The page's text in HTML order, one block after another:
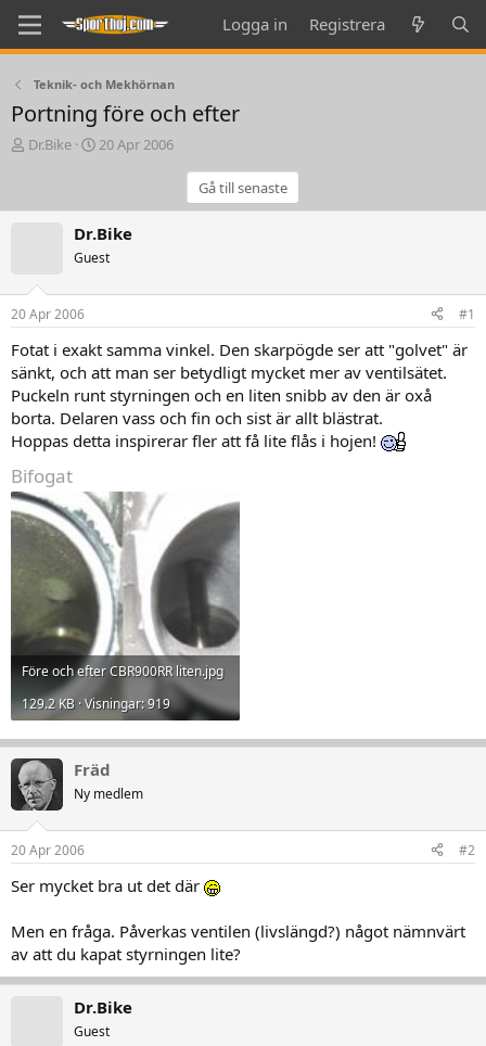
Logga in Registrera
Teknik- och Mekhörnan
Portning före och efter
T
a
r
e
r
Dr.Bike
S
d
a
e
20 Apr 2006
Gå till senaste
Dr.Bike
Guest
20 Apr 2006 #1
Fotat i exakt samma vinkel. Den skarpögde ser att "golvet" är
sänkt, och att man ser betydligt mycket mer av ventilsätet.
Puckeln runt styrningen och en liten snibb av den är oxå
borta. Delaren vass och fin och sist är allt blästrat.
Hoppas detta inspirerar fler att få lite flås i hojen!
Bifogat
Före och efter CBR900RR liten.jpg
129.2 KB · Visningar: 919
Fräd
Ny medlem
20 Apr 2006 #2
Ser mycket bra ut det där
Men en fråga. Påverkas ventilen (livslängd?) något nämnvärt
av att du kapat styrningen lite?
Dr.Bike
Guest